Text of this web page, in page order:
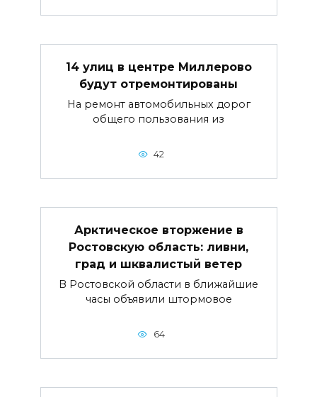
14 улиц в центре Миллерово
будут отремонтированы
На ремонт автомобильных дорог
общего пользования из
42
Арктическое вторжение в
Ростовскую область: ливни,
град и шквалистый ветер
В Ростовской области в ближайшие
часы объявили штормовое
64